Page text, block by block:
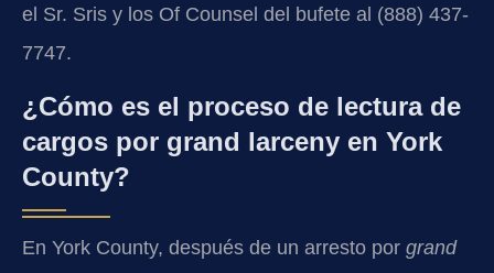
el Sr. Sris y los Of Counsel del bufete al (888) 437-
7747.
¿Cómo es el proceso de lectura de
cargos por grand larceny en York
County?
En York County, después de un arresto por grand